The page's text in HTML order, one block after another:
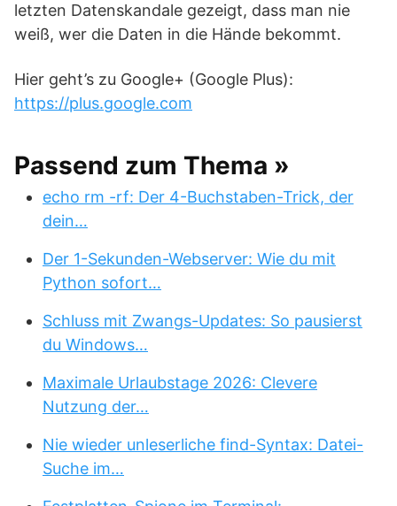
letzten Datenskandale gezeigt, dass man nie
weiß, wer die Daten in die Hände bekommt.
Hier geht’s zu Google+ (Google Plus):
https://plus.google.com
Passend zum Thema »
echo rm -rf: Der 4-Buchstaben-Trick, der
dein…
Der 1-Sekunden-Webserver: Wie du mit
Python sofort…
Schluss mit Zwangs-Updates: So pausierst
du Windows…
Maximale Urlaubstage 2026: Clevere
Nutzung der…
Nie wieder unleserliche find-Syntax: Datei-
Suche im…